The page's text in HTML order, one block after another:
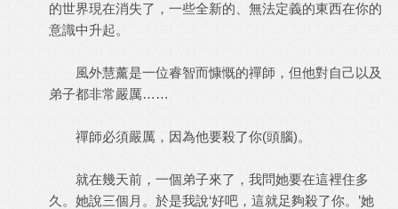
的世界現在消失了，一些全新的、無法定義的東西在你的
意識中升起。
風外慧薰是一位睿智而慷慨的禪師，但他對自己以及
弟子都非常嚴厲……
禪師必須嚴厲，因為他要殺了你(頭腦)。
就在幾天前，一個弟子來了，我問她要在這裡住多
久。她說三個月。於是我說‘好吧，這就足夠殺了你。’她